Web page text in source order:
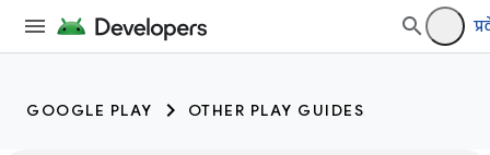
GOOGLE PLAY OTHER PLAY GUIDES